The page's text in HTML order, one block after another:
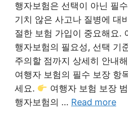
행자보험은 선택이 아닌 필
기치 않은 사고나 질병에 대
절한 보험 가입이 중요해요.
행자보험의 필요성, 선택 기
주의할 점까지 상세히 안내
여행자 보험의 필수 보장 항
세요.
여행자 보험 보장
행자보험의 … Read more